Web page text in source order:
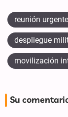
reunión urgente
despliegue
movilización
Su